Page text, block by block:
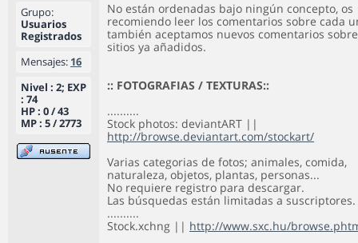
Grupo:
Usuarios
Registrados
Mensajes: 16
Nivel : 2; EXP
: 74
HP : 0 / 43
MP : 5 / 2773
No están ordenadas bajo ningún concepto, os
recomiendo leer los comentarios sobre cada
también aceptamos nuevos comentarios sobre
sitios ya añadidos.
:: FOTOGRAFIAS / TEXTURAS::
..........
Stock photos: deviantART ||
http://browse.deviantart.com/stockart/
Varias categorias de fotos; animales, comida,
naturaleza, objetos, plantas, personas...
No requiere registro para descargar.
Las búsquedas están limitadas a suscriptores.
..........
Stock.xchng || http://www.sxc.hu/